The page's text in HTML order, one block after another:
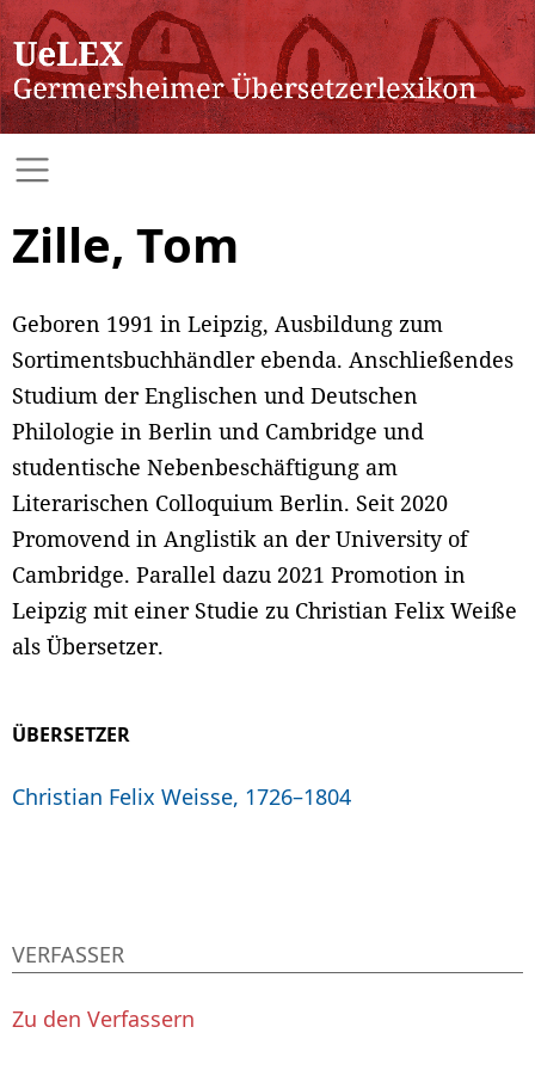
Zille, Tom
Geboren 1991 in Leipzig, Ausbildung zum
Sortimentsbuchhändler ebenda. Anschließendes
Studium der Englischen und Deutschen
Philologie in Berlin und Cambridge und
studentische Nebenbeschäftigung am
Literarischen Colloquium Berlin. Seit 2020
Promovend in Anglistik an der University of
Cambridge. Parallel dazu 2021 Promotion in
Leipzig mit einer Studie zu Christian Felix Weiße
als Übersetzer.
ÜBERSETZER
Christian Felix Weisse, 1726–1804
VERFASSER
Zu den Verfassern